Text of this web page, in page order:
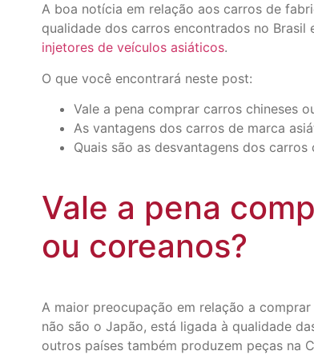
A boa notícia em relação aos carros de
qualidade dos carros encontrados no Brasil
injetores de veículos asiáticos.
O que você encontrará neste post:
Vale a pena comprar carros chineses
As vantagens dos carros de marca
Quais são as desvantagens dos carros
Vale a pena
ou coreanos?
A maior preocupação em relação a
não são o Japão, está ligada à qualidade
outros países também produzem peças na